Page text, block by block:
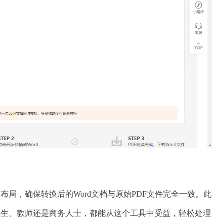
局，确保转换后的Word文档与原始PDF文件完全一致。此
、教师还是商务人士，都能从这个工具中受益，轻松处理